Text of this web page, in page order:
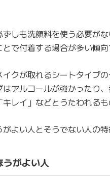
しも洗顔料を使う必要が
で付着する場合が多い傾向
クが取れるシートタイプ
アルコールが強かったり
レイ」などとうたわれるも
よい人とそうでない人の特
がよい人